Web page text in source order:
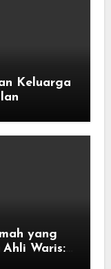
Keluarga
yang
Waris: